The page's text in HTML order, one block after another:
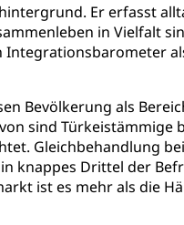
Er erfasst
in Vielfalt
Integrationsbarometer
Bevölkerung als
sind Türkeistämmige
Gleichbehandlung
knappes Drittel der
ist es mehr als die